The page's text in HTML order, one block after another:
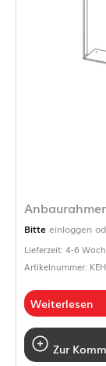
Bitte einloggen
Lieferzeit: 4-6
Artikelnummer:
Weiterlesen
Zur